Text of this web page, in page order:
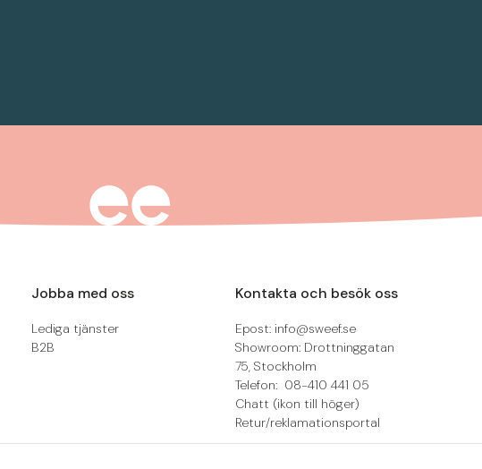
Jobba med oss
Lediga tjänster
B2B
Kontakta och besök oss
Epost: info@sweef.se
Showroom: Drottninggatan
75, Stockholm
Telefon: 08-410 441 05
Chatt (ikon till höger)
Retur/reklamationsportal